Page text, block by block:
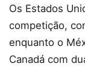
Os Estados
competição,
enquanto o
Canadá com